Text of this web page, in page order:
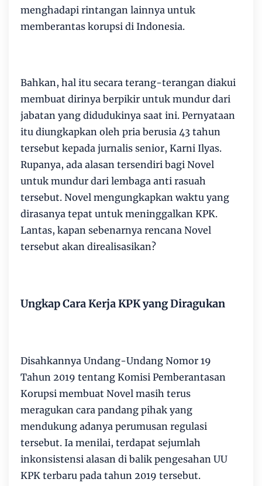
menghadapi rintangan lainnya untuk
memberantas korupsi di Indonesia.
Bahkan, hal itu secara terang-terangan diakui
membuat dirinya berpikir untuk mundur dari
jabatan yang didudukinya saat ini. Pernyataan
itu diungkapkan oleh pria berusia 43 tahun
tersebut kepada jurnalis senior, Karni Ilyas.
Rupanya, ada alasan tersendiri bagi Novel
untuk mundur dari lembaga anti rasuah
tersebut. Novel mengungkapkan waktu yang
dirasanya tepat untuk meninggalkan KPK.
Lantas, kapan sebenarnya rencana Novel
tersebut akan direalisasikan?
Ungkap Cara Kerja KPK yang Diragukan
Disahkannya Undang-Undang Nomor 19
Tahun 2019 tentang Komisi Pemberantasan
Korupsi membuat Novel masih terus
meragukan cara pandang pihak yang
mendukung adanya perumusan regulasi
tersebut. Ia menilai, terdapat sejumlah
inkonsistensi alasan di balik pengesahan UU
KPK terbaru pada tahun 2019 tersebut.